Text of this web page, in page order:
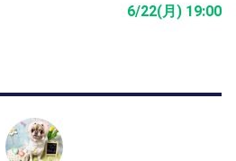
6/22(月) 19:00